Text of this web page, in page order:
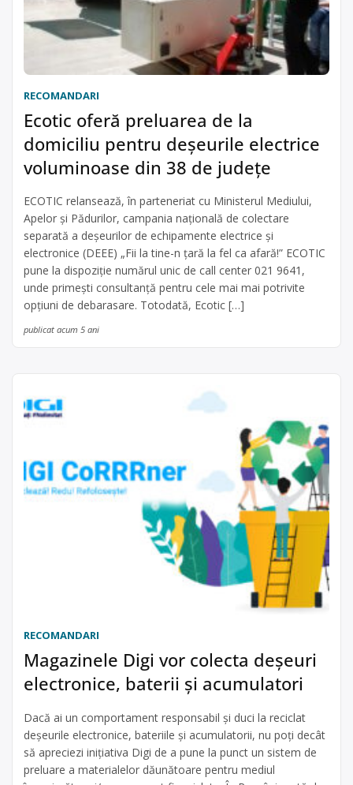
RECOMANDARI
Ecotic oferă preluarea de la
domiciliu pentru deșeurile electrice
voluminoase din 38 de județe
ECOTIC relansează, în parteneriat cu Ministerul Mediului,
Apelor și Pădurilor, campania națională de colectare
separată a deșeurilor de echipamente electrice și
electronice (DEEE) „Fii la tine-n țară la fel ca afară!” ECOTIC
pune la dispoziție numărul unic de call center 021 9641,
unde primești consultanță pentru cele mai mai potrivite
opțiuni de debarasare. Totodată, Ecotic […]
publicat acum 5 ani
RECOMANDARI
Magazinele Digi vor colecta deșeuri
electronice, baterii și acumulatori
Dacă ai un comportament responsabil și duci la reciclat
deșeurile electronice, bateriile și acumulatorii, nu poți decât
să apreciezi inițiativa Digi de a pune la punct un sistem de
preluare a materialelor dăunătoare pentru mediul